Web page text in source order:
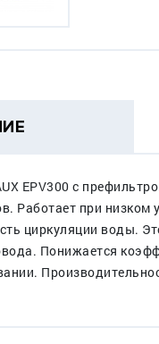
EPV300 с
Работает при низком
циркуляции воды.
Понижается